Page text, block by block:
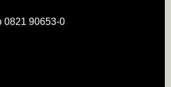
0821 90653-0